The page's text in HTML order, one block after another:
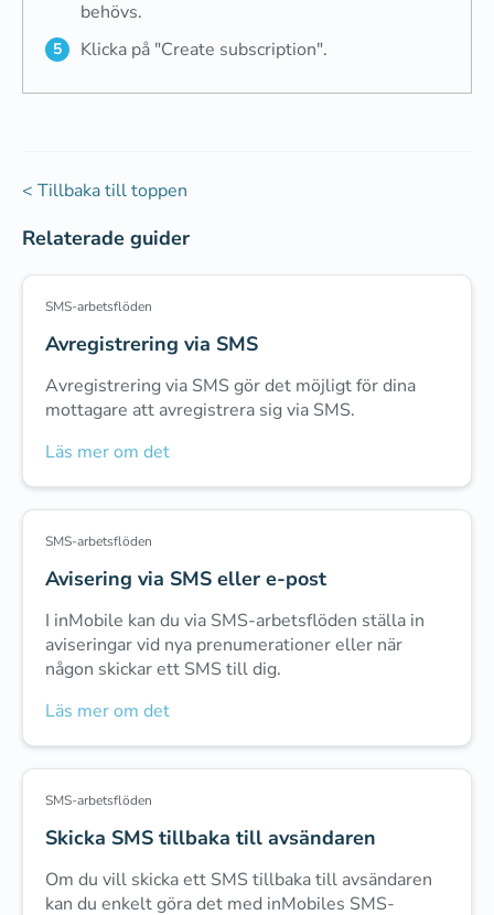
behövs.
Klicka på "Create subscription".
< Tillbaka till toppen
Relaterade guider
SMS-arbetsflöden
Avregistrering via SMS
Avregistrering via SMS gör det möjligt för dina
mottagare att avregistrera sig via SMS.
Läs mer om det
SMS-arbetsflöden
Avisering via SMS eller e-post
I inMobile kan du via SMS-arbetsflöden ställa in
aviseringar vid nya prenumerationer eller när
någon skickar ett SMS till dig.
Läs mer om det
SMS-arbetsflöden
Skicka SMS tillbaka till avsändaren
Om du vill skicka ett SMS tillbaka till avsändaren
kan du enkelt göra det med inMobiles SMS-